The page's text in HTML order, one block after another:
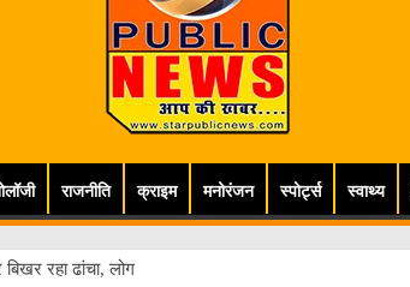
राजनीति क्राइम मनोरंजन स्पोर्ट्स स्वाथ्य
रहा ढांचा, लोगों की जान खतरे में